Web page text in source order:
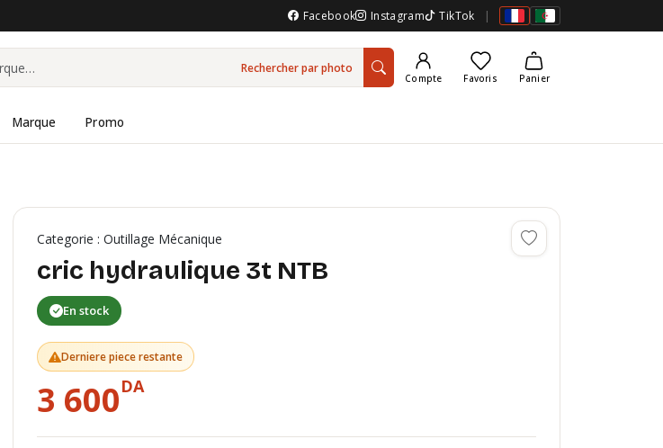
Facebook Instagram TikTok |
Rechercher par photo
Compte Favoris Panier
Marque Promo
Categorie : Outillage Mécanique
cric hydraulique 3t NTB
En stock
Derniere piece restante
3 600DA